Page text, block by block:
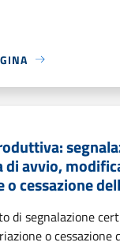
avvio,
o cessazione
di segnalazione
o